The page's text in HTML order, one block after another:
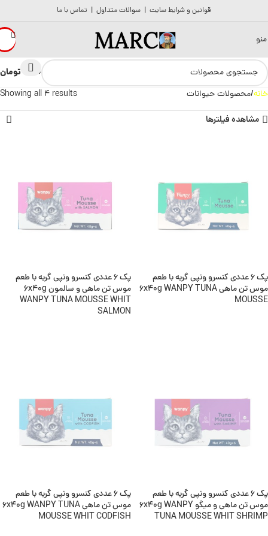
قوانین و شرایط سایت | سوالات متداول | تماس با ما
منو
0 تومان
خانه محصولات حیوانات Showing all 4 results
مشاهده فیلترها
پک 6 عددی کنسرو ونپی گربه با طعم
موس تن ماهی 6x40g WANPY TUNA
MOUSSE
پک 6 عددی کنسرو ونپی گربه با طعم
موس تن ماهی و سالمون 6x40g
WANPY TUNA MOUSSE WHIT
SALMON
پک 6 عددی کنسرو ونپی گربه با طعم
موس تن ماهی و میگو 6x40g WANPY
TUNA MOUSSE WHIT SHRIMP
پک 6 عددی کنسرو ونپی گربه با طعم
موس تن ماهی 6x40g WANPY TUNA
MOUSSE WHIT CODFISH